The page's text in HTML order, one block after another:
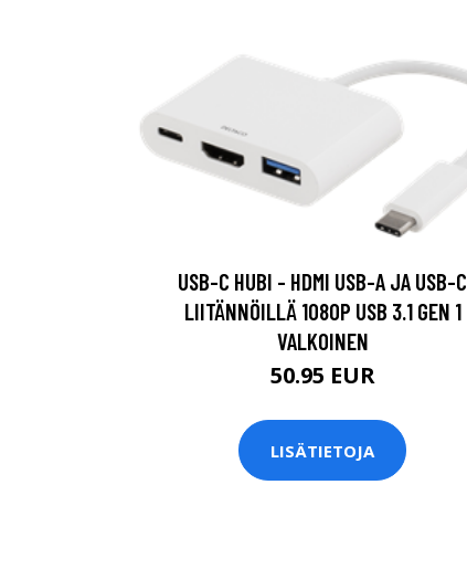
USB-C HUBI - HDMI USB-A JA USB-C
LIITÄNNÖILLÄ 1080P USB 3.1 GEN 1
VALKOINEN
50.95 EUR
LISÄTIETOJA